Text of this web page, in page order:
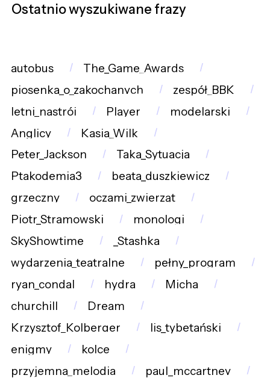
Ostatnio wyszukiwane frazy
autobus
The_Game_Awards
piosenka_o_zakochanych
zespół_BBK
letni_nastrój
Player
modelarski
Anglicy
Kasia_Wilk
Peter_Jackson
Taka_Sytuacja
Ptakodemia3
beata_duszkiewicz
grzeczny
oczami_zwierząt
Piotr_Stramowski
monologi
SkyShowtime
_Stashka
wydarzenia_teatralne
pełny_program
ryan_condal
hydra
Micha
churchill
Dream
Krzysztof_Kolberger
lis_tybetański
enigmy
kolce
przyjemna_melodia
paul_mccartney